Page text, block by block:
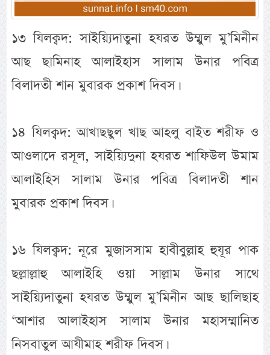
১৩ যিলক্বদ: সাইয়্যিদাতুনা হযরত উম্মুল মু’মিনীন
আছ ছামিনাহ আলাইহাস সালাম উনার পবিত্র
বিলাদতী শান মুবারক প্রকাশ দিবস।
১৪ যিলক্বদ: আখাছছুল খাছ আহলু বাইত শরীফ ও
আওলাদে রসূল, সাইয়্যিদুনা হযরত শাফিউল উমাম
আলাইহিস সালাম উনার পবিত্র বিলাদতী শান
মুবারক প্রকাশ দিবস।
১৬ যিলক্বদ: নূরে মুজাসসাম হাবীবুল্লাহ হুযূর পাক
ছল্লাল্লাহু আলাইহি ওয়া সাল্লাম উনার সাথে
সাইয়্যিদাতুনা হযরত উম্মুল মু’মিনীন আছ ছালিছাহ
‘আশার আলাইহাস সালাম উনার মহাসম্মানিত
নিসবাতুল আযীমাহ শরীফ দিবস।